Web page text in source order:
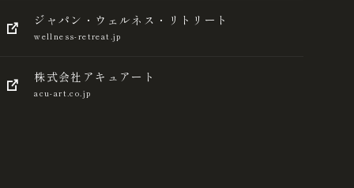
ジャパン・ウェルネス・リトリート
wellness-retreat.jp
株式会社アキュアート
acu-art.co.jp